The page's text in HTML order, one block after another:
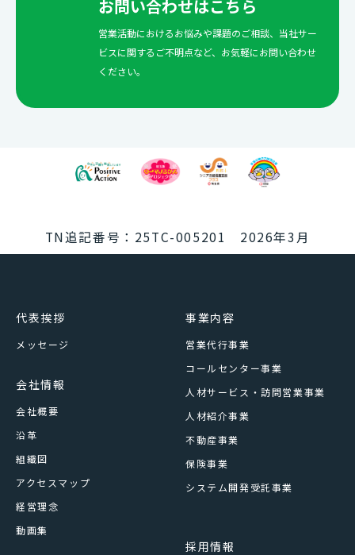
お問い合わせはこちら
営業活動におけるお悩みや課題のご相談、当社サー
ビスに関するご不明点など、お気軽にお問い合わせ
ください。
TN追記番号：25TC-005201 2026年3月
代表挨拶
メッセージ
事業内容
営業代行事業
コールセンター事業
人材サービス・訪問営業事業
人材紹介事業
不動産事業
保険事業
システム開発受託事業
会社情報
会社概要
沿革
組織図
アクセスマップ
経営理念
動画集
採用情報